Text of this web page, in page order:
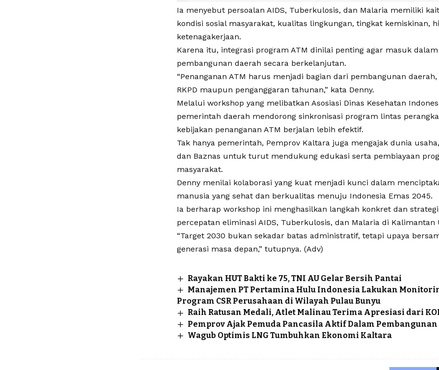
Ia menyebut persoalan AIDS, Tuberkulosis, dan Malaria memiliki
kondisi sosial masyarakat, kualitas lingkungan, tingkat kemiskinan,
ketenagakerjaan.
Karena itu, integrasi program ATM dinilai penting agar masuk
pembangunan daerah secara berkelanjutan.
“Penanganan ATM harus menjadi bagian dari pembangunan daerah,
RKPD maupun penganggaran tahunan,” kata Denny.
Melalui workshop yang melibatkan Asosiasi Dinas Kesehatan
pemerintah daerah mendorong sinkronisasi program lintas
kebijakan penanganan ATM berjalan lebih efektif.
Tak hanya pemerintah, Pemprov Kaltara juga mengajak dunia
dan Baznas untuk turut mendukung edukasi serta pembiayaan
masyarakat.
Denny menilai kolaborasi yang kuat menjadi kunci dalam
manusia yang sehat dan berkualitas menuju Indonesia Emas 2045.
Ia berharap workshop ini menghasilkan langkah konkret dan
percepatan eliminasi AIDS, Tuberkulosis, dan Malaria di Kalimantan
“Target 2030 bukan sekadar batas administratif, tetapi upaya
generasi masa depan,” tutupnya. (Adv)
Rayakan HUT Bakti ke 75, TNI AU Gelar Bersih Pantai
Manajemen PT Pertamina Hulu Indonesia Lakukan
Program CSR Perusahaan di Wilayah Pulau Bunyu
Raih Ratusan Medali, Atlet Malinau Terima Apresiasi dari
Pemprov Ajak Pemuda Pancasila Aktif Dalam Pembangunan
Wagub Optimis LNG Tumbuhkan Ekonomi Kaltara